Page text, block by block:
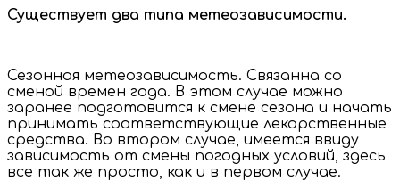
Существует два типа метеозависимости.
Сезонная метеозависимость. Связанна со
сменой времен года. В этом случае можно
заранее подготовится к смене сезона и начать
принимать соответствующие лекарственные
средства. Во втором случае, имеется ввиду
зависимость от смены погодных условий, здесь
все так же просто, как и в первом случае.